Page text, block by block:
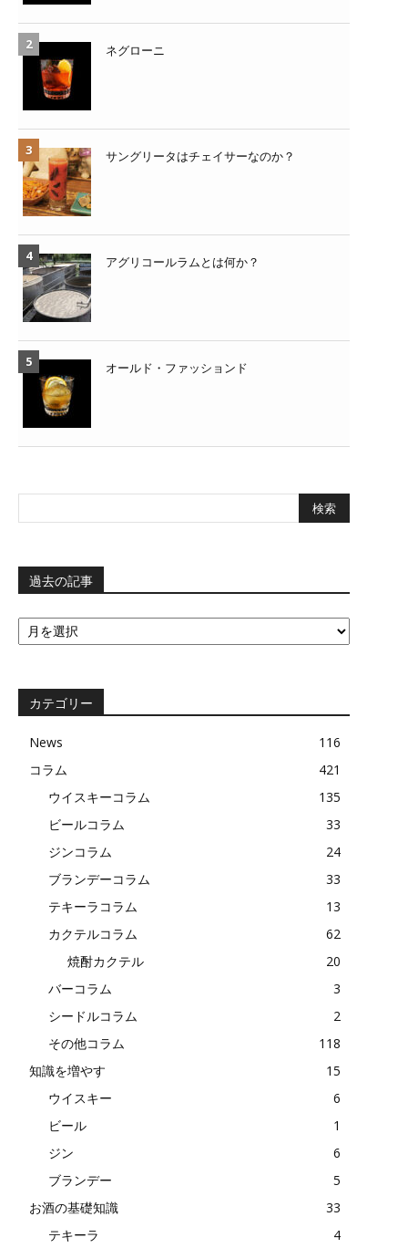
ネグローニ
サングリータはチェイサーなのか？
アグリコールラムとは何か？
オールド・ファッションド
過去の記事
過
去
事
カテゴリー
News
116
コラム
421
ウイスキーコラム
135
ビールコラム
33
ジンコラム
24
ブランデーコラム
33
テキーラコラム
13
カクテルコラム
62
焼酎カクテル
20
バーコラム
3
シードルコラム
2
その他コラム
118
知識を増やす
15
ウイスキー
6
ビール
1
ジン
6
ブランデー
5
お酒の基礎知識
33
テキーラ
4